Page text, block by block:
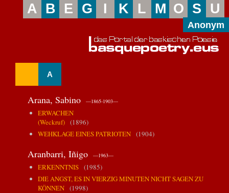
A B E G I K L M O S U
Anonym
A
Arana, Sabino —1865-1903—
ERWACHEN
(Weckruf)(1896)
WEHKLAGE EINES PATRIOTEN(1904)
Aranbarri, Iñigo —1963—
ERKENNTNIS(1985)
DIE ANGST, ES IN VIERZIG MINUTEN NICHT SAGEN ZU
KÖNNEN(1998)